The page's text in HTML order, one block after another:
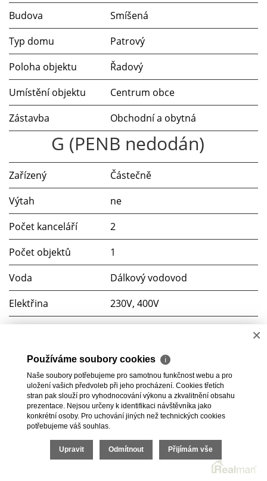
Budova
Smíšená
Typ domu
Patrový
Poloha objektu
Řadový
Umístění objektu
Centrum obce
Zástavba
Obchodní a obytná
G (PENB nedodán)
Zařízený
Částečně
Výtah
ne
Počet kanceláří
2
Počet objektů
1
Voda
Dálkový vodovod
Elektřina
230V, 400V
Topné těleso
Infrapanel
Zdroj teplé vody
Elektrokotel
2026 © Bc. Michaela Pelešková, všechna práva vyhrazena |
Ochrana oznamovatelů
Cookies
Realitní SWRealman
×
Používáme soubory cookies ℹ
Naše soubory potřebujeme pro samotnou funkčnost webu a pro
uložení vašich předvoleb při jeho procházení. Cookies třetích
stran pak slouží pro vyhodnocování výkonu a zkvalitnění obsahu
prezentace. Nejsou určeny k identifikaci návštěvníka jako
konkrétní osoby. Pro uchování jiných než technických cookies
potřebujeme váš souhlas.
Upravit Odmítnout Přijímám vše